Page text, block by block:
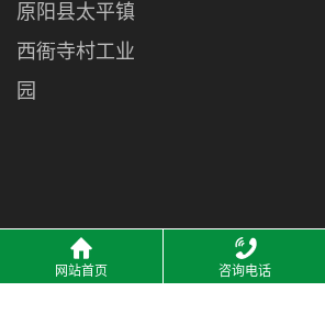
原阳县太平镇
西衙寺村工业
园
网站首页 咨询电话